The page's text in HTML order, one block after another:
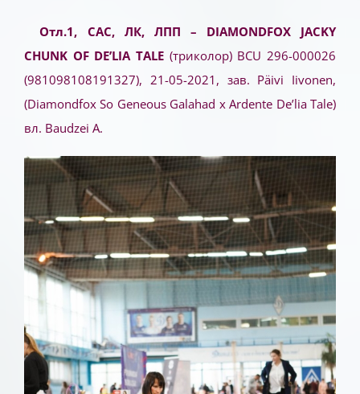
Отл.1, САС, ЛК, ЛПП – DIAMONDFOX JACKY
CHUNK OF DE’LIA TALE (триколор) BCU 296-000026
(981098108191327), 21-05-2021, зав. Päivi Iivonen,
(Diamondfox So Geneous Galahad x Ardente De’lia Tale)
вл. Baudzei А.